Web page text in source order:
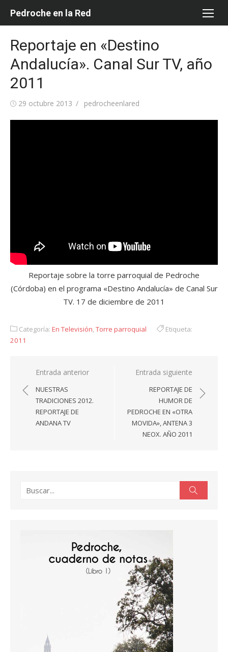
Pedroche en la Red
Reportaje en «Destino
Andalucía». Canal Sur TV, año
2011
Publicada
29 octubre 2013 Autor
pedrocheenlared
Reportaje sobre la torre parroquial de Pedroche
(Córdoba) en el programa «Destino Andalucía» de Canal Sur
TV. 17 de diciembre de 2011
Categoría: En Televisión,Torre parroquial
Etiqueta:
2011
Navegación
de
entradas
Entrada anterior
NUESTRAS
TRADICIONES 2012.
REPORTAJE DE
ANDANA TV
Entrada siguiente
REPORTAJE DE
HUMOR DE
PEDROCHE EN «OTRA
MOVIDA», ANTENA 3
NEOX. AÑO 2011
Buscar: